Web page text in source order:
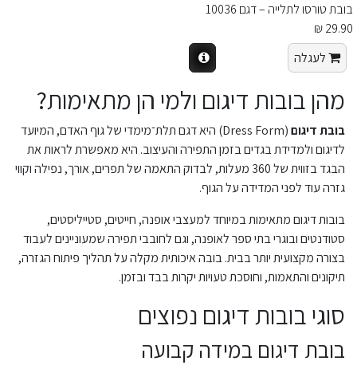
בובת טורסו לתלייה – דגם 10036
29.90 ₪
לעגלה
מהן בובות דיגום ולמי הן מתאימות?
בובת דיגום
(Dress Form) היא דגם תלת־מימדי של גוף האדם, המיועד
לדיגום ולמדידת בגדים בזמן התפירה והעיצוב. היא מאפשרת לראות את
הבגד בזווית של 360 מעלות, לבדוק התאמה של תפרים, אורך, נפילה וקווי
גזרה עוד לפני המדידה על הגוף.
בובות דיגום מתאימות במיוחד למעצבי אופנה, חייטים, סטייליסטים,
סטודנטים ובוגרי בתי ספר לאופנה, וגם לחובבי תפירה שמעוניינים לעבוד
בצורה מקצועית יותר בבית. בובה איכותית מקלה על תהליך פיתוח הגזרה,
תיקונים והתאמות, וחוסכת טעויות יקרות בבד ובזמן.
סוגי בובות דיגום נפוצים
בובת דיגום במידה קבועה